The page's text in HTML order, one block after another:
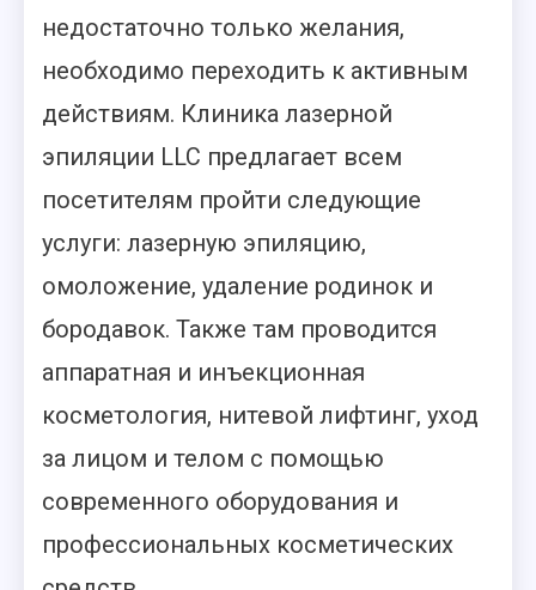
недостаточно только желания,
необходимо переходить к активным
действиям. Клиника лазерной
эпиляции LLC предлагает всем
посетителям пройти следующие
услуги: лазерную эпиляцию,
омоложение, удаление родинок и
бородавок. Также там проводится
аппаратная и инъекционная
косметология, нитевой лифтинг, уход
за лицом и телом с помощью
современного оборудования и
профессиональных косметических